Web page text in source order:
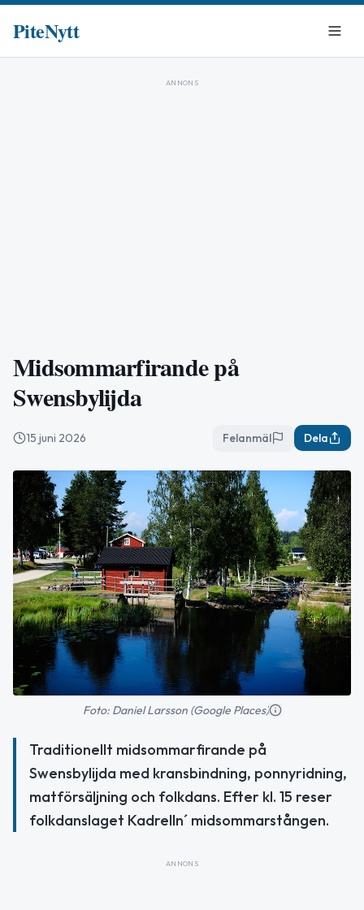
PiteNytt
ANNONS
Midsommarfirande på
Swensbylijda
15 juni 2026 Felanmäl Dela
Foto: Daniel Larsson (Google Places)
Traditionellt midsommarfirande på
Swensbylijda med kransbindning, ponnyridning,
matförsäljning och folkdans. Efter kl. 15 reser
folkdanslaget Kadrelln´ midsommarstången.
ANNONS